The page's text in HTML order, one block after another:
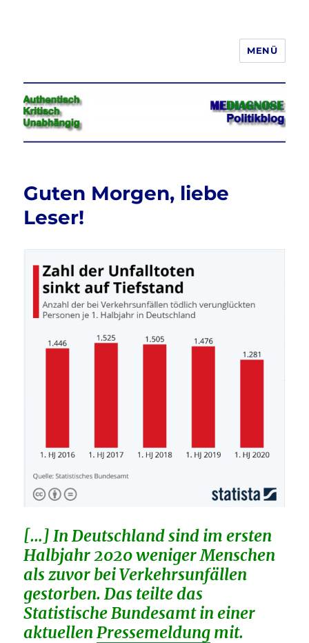
Jeder hat das Recht, seine
Meinung in Wort, Schrift und Bild
frei zu äußern und zu verbreiten
MENÜ
Guten Morgen, liebe
Leser!
[…] In Deutschland sind im ersten
Halbjahr 2020 weniger Menschen
als zuvor bei Verkehrsunfällen
gestorben. Das teilte das
Statistische Bundesamt in einer
aktuellenPressemeldung mit.